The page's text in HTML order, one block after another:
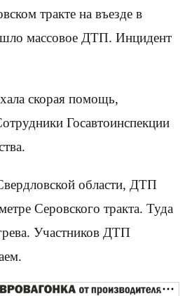
тракте на въезде в
массовое ДТП. Инцидент
скорая помощь,
Госавтоинспекции
области, ДТП
Серовского тракта. Туда
Участников ДТП